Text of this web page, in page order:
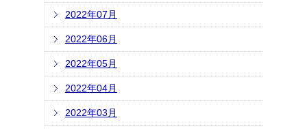
2022年07月
2022年06月
2022年05月
2022年04月
2022年03月